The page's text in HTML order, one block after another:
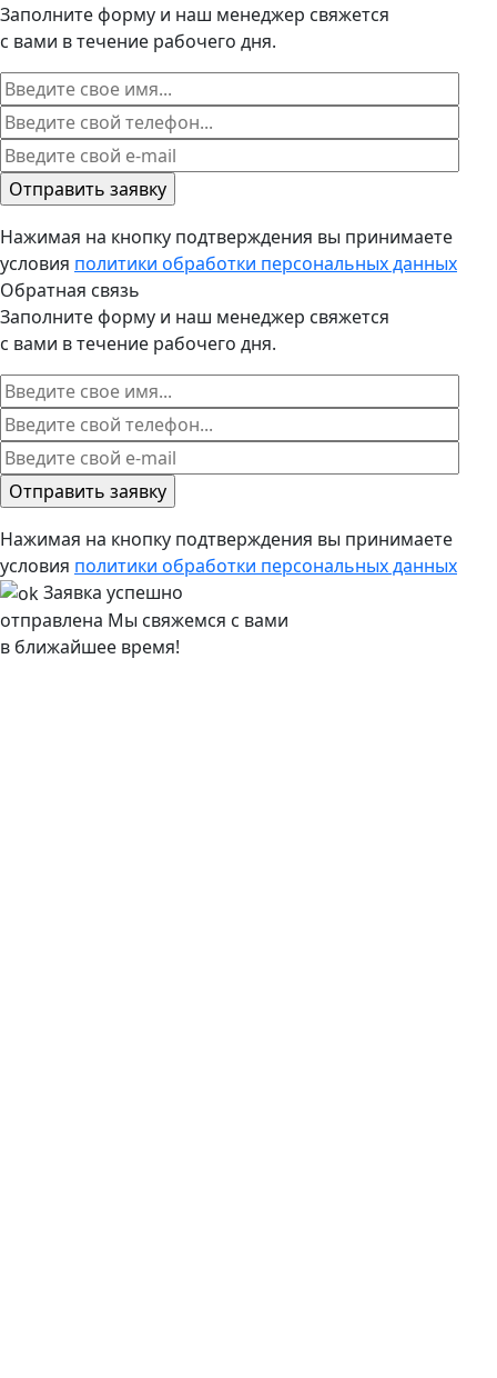
Заполните форму и наш менеджер свяжется
с вами в течение рабочего дня.
Нажимая на кнопку подтверждения вы принимаете
условия политики обработки персональных данных
Обратная связь
Заполните форму и наш менеджер свяжется
с вами в течение рабочего дня.
Нажимая на кнопку подтверждения вы принимаете
условия политики обработки персональных данных
Заявка успешно
отправлена Мы свяжемся с вами
в ближайшее время!